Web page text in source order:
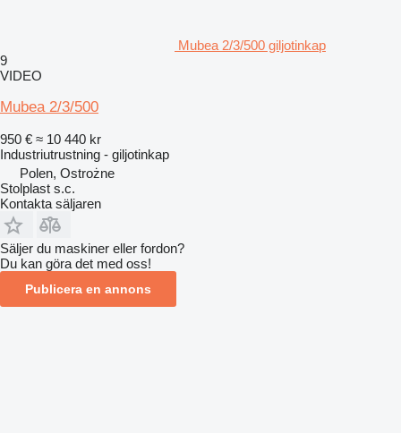
Mubea 2/3/500 giljotinkap
9
VIDEO
Mubea 2/3/500
950 € ≈ 10 440 kr
Industriutrustning - giljotinkap
Polen, Ostrożne
Stolplast s.c.
Kontakta säljaren
Säljer du maskiner eller fordon?
Du kan göra det med oss!
Publicera en annons